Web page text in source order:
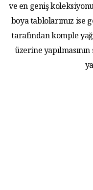
ve en geniş
boya tablolarımız ise
tarafından komple
üzerine